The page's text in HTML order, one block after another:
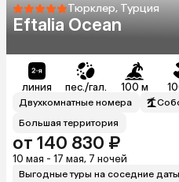
Тюрклер, Турция
Eftalia Ocean
линия пес./гал. 100 м
Двухкомнатные номера
Большая территория
от 140 830 ₽
10 мая - 17 мая, 7 ночей
Выгодные туры на соседние даты